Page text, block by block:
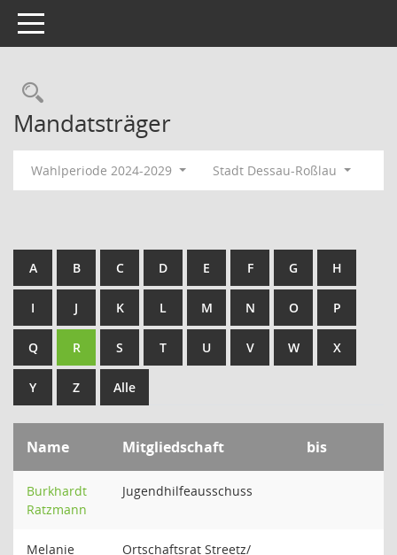
Toggle navigation
Rechercheauswahl
Mandatsträger
Wahlperiode 2024-2029 Stadt Dessau-Roßlau
A B C D E F G H
I J K L M N O P
Q R S T U V W X
Y Z Alle
Name Mitgliedschaft bis
Burkhardt
Ratzmann
Jugendhilfeausschuss
Melanie
Ortschaftsrat Streetz/